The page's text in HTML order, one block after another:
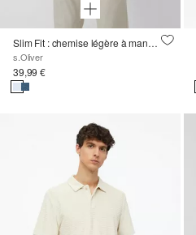
Slim Fit : chemise légère à manches courtes avec poche poitrine et imprimé
s.Oliver
39,99 €